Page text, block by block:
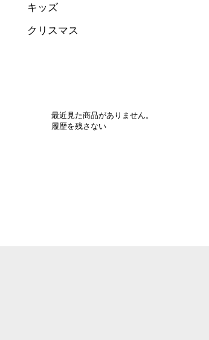
キッズ
クリスマス
最近見た商品がありません。
履歴を残さない